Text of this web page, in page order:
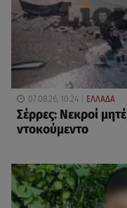
07.08.26, 10:24 ΕΛΛΑΔΑ
Σέρρες: Νεκροί
ντοκούμεντο